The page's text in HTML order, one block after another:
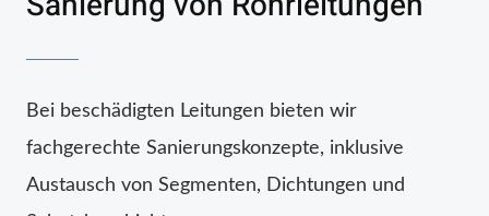
Bei beschädigten Leitungen bieten wir
fachgerechte Sanierungskonzepte, inklusive
Austausch von Segmenten, Dichtungen und